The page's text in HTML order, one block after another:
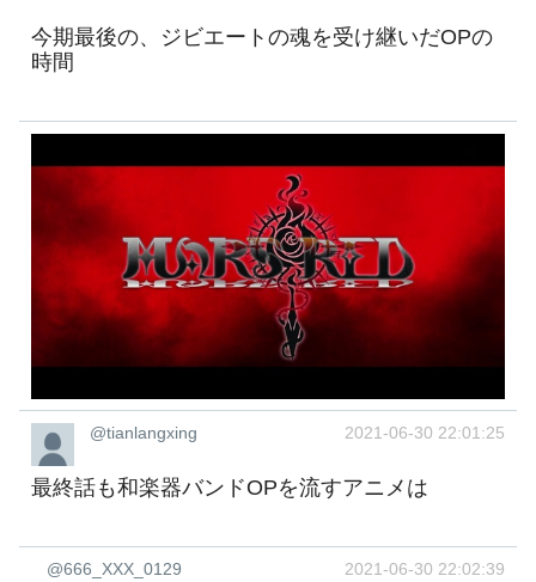
今期最後の、ジビエートの魂を受け継いだOPの
時間
@tianlangxing 2021-06-30 22:01:25
最終話も和楽器バンドOPを流すアニメは
@666_XXX_0129 2021-06-30 22:02:39